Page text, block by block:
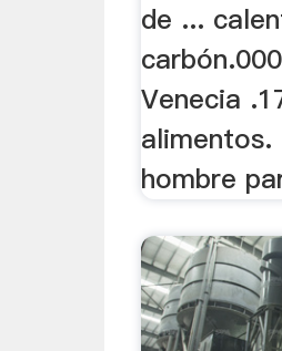
de ...
Venecia
alimentos.
hombre